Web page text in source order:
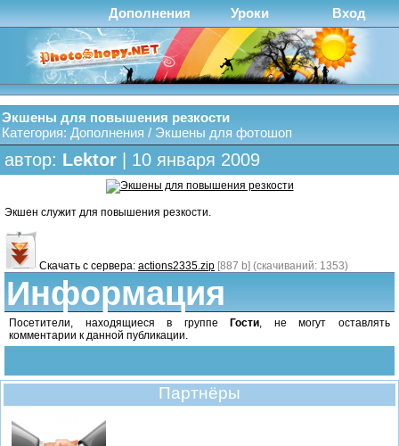
Дополнения Уроки Вход
Экшены для повышения резкости
Категория: Дополнения / Экшены для фотошоп
автор: Lektor | 10 января 2009
Экшен служит для повышения резкости.
Скачать с сервера: actions2335.zip [887 b] (cкачиваний: 1353)
Информация
Посетители, находящиеся в группе Гости, не могут оставлять
комментарии к данной публикации.
Партнёры